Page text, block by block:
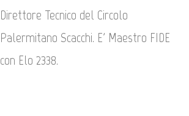
Direttore Tecnico del Circolo
Palermitano Scacchi. E' Maestro FIDE
con Elo 2338.